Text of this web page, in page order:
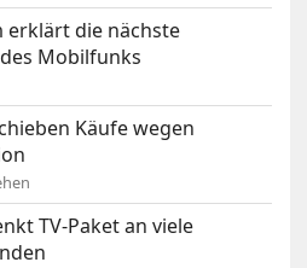
erklärt die nächste
Mobilfunks
Käufe wegen
TV-Paket an viele